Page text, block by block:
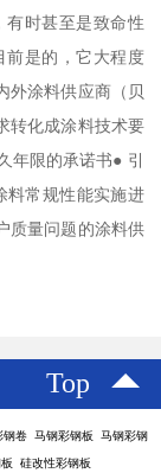
有时甚至是致命性
前是的，它大程度
外涂料供应商（贝
转化成涂料技术要
年限的承诺书● 引
料常规性能实施进
质量问题的涂料供
Top
卷 马钢彩钢板 马钢彩钢
硅改性彩钢板